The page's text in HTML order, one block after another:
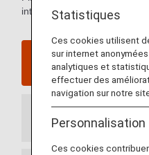
international de Los
Site Internet de
Los
Terminal d'arrivée
Statistiques
Ces cookies utilisent
sur internet
analytiques et
effectuer des
navigation sur notre
Personnalisation
Ces cookies